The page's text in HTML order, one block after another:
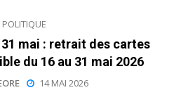
POLITIQUE
mai : retrait des cartes
du 16 au 31 mai 2026
14 MAI 2026